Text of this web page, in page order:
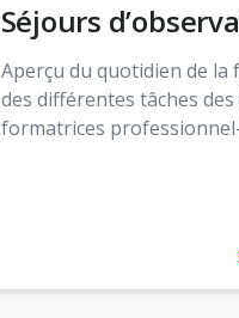
Séjours
Aperçu du quotidien de
des différentes tâches
formatrices